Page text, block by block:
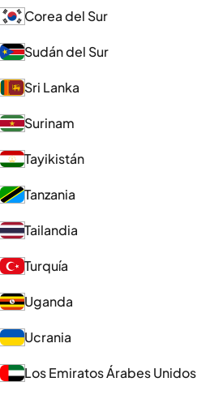
Corea del Sur
Sudán del Sur
Sri Lanka
Surinam
Tayikistán
Tanzania
Tailandia
Turquía
Uganda
Ucrania
Los Emiratos Árabes Unidos